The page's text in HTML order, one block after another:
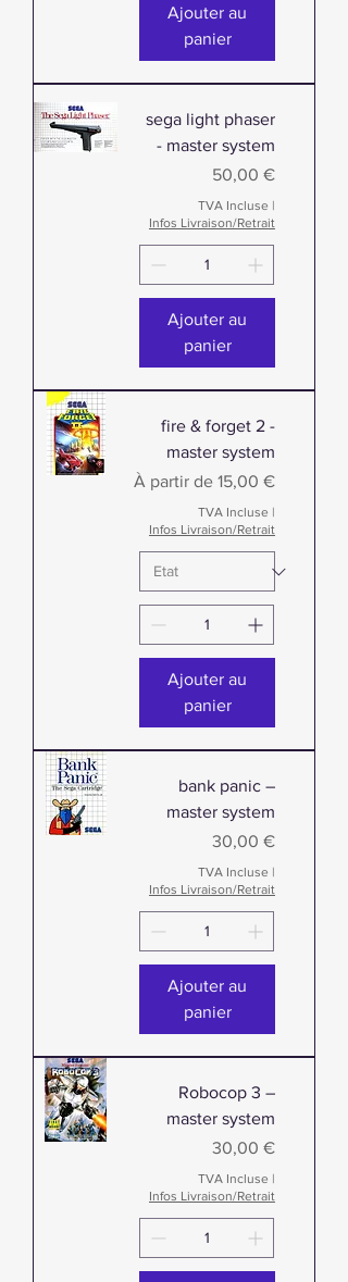
Ajouter au
panier
sega light phaser
- master system
Prix
50,00 €
TVA Incluse |
Infos Livraison/Retrait
Ajouter au
panier
fire & forget 2 -
master system
À partir de 15,00 €
Prix promotionnel
TVA Incluse |
Infos Livraison/Retrait
Ajouter au
panier
bank panic –
master system
Prix
30,00 €
TVA Incluse |
Infos Livraison/Retrait
Ajouter au
panier
Robocop 3 –
master system
Prix
30,00 €
TVA Incluse |
Infos Livraison/Retrait